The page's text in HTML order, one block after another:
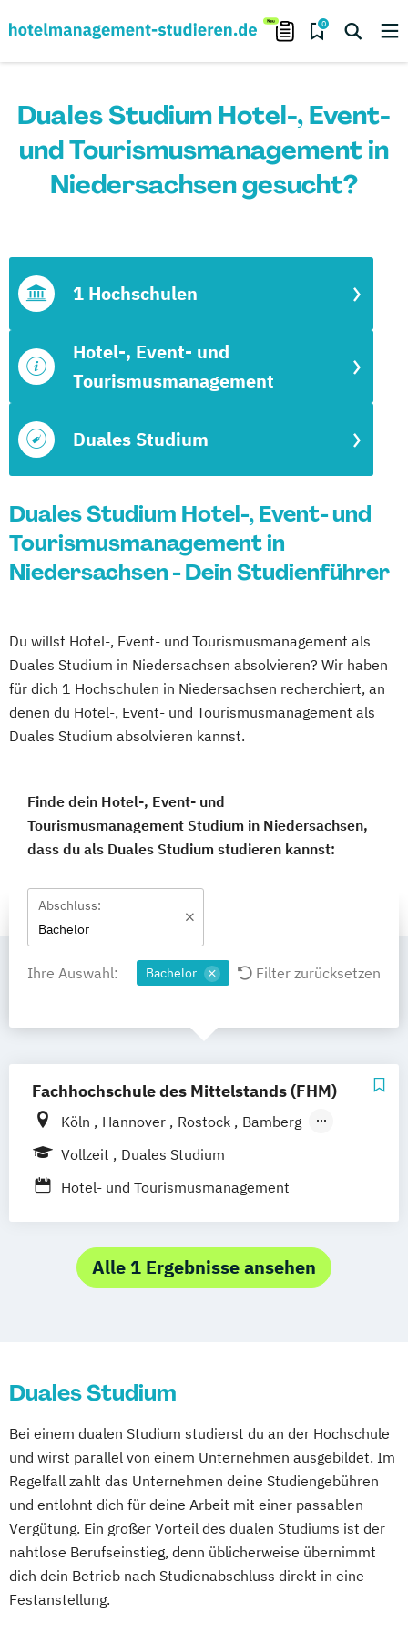
0
Duales Studium Hotel-, Event-
und Tourismusmanagement in
Niedersachsen gesucht?
Duales Studium
Hotel-, Event- und
Tourismusmanagement
1 Hochschulen
Duales Studium Hotel-, Event- und
Tourismusmanagement in
Niedersachsen - Dein Studienführer
Du willst Hotel-, Event- und Tourismusmanagement als
Duales Studium in Niedersachsen absolvieren? Wir haben
für dich 1 Hochschulen in Niedersachsen recherchiert, an
denen du Hotel-, Event- und Tourismusmanagement als
Duales Studium absolvieren kannst.
Finde dein Hotel-, Event- und
Tourismusmanagement Studium in Niedersachsen,
dass du als Duales Studium studieren kannst:
Abschluss:
Bachelor
Ihre Auswahl: Bachelor Filter zurücksetzen
Fachhochschule des Mittelstands (FHM)
Köln Hannover Rostock
Bamberg
Bielefeld
Berlin Düren
Vollzeit
Duales Studium
Hotel- und Tourismusmanagement
Alle 1 Ergebnisse ansehen
Duales Studium
Bei einem dualen Studium studierst du an der Hochschule
und wirst parallel von einem Unternehmen ausgebildet. Im
Regelfall zahlt das Unternehmen deine Studiengebühren
und entlohnt dich für deine Arbeit mit einer passablen
Vergütung. Ein großer Vorteil des dualen Studiums ist der
nahtlose Berufseinstieg, denn üblicherweise übernimmt
dich dein Betrieb nach Studienabschluss direkt in eine
Festanstellung.